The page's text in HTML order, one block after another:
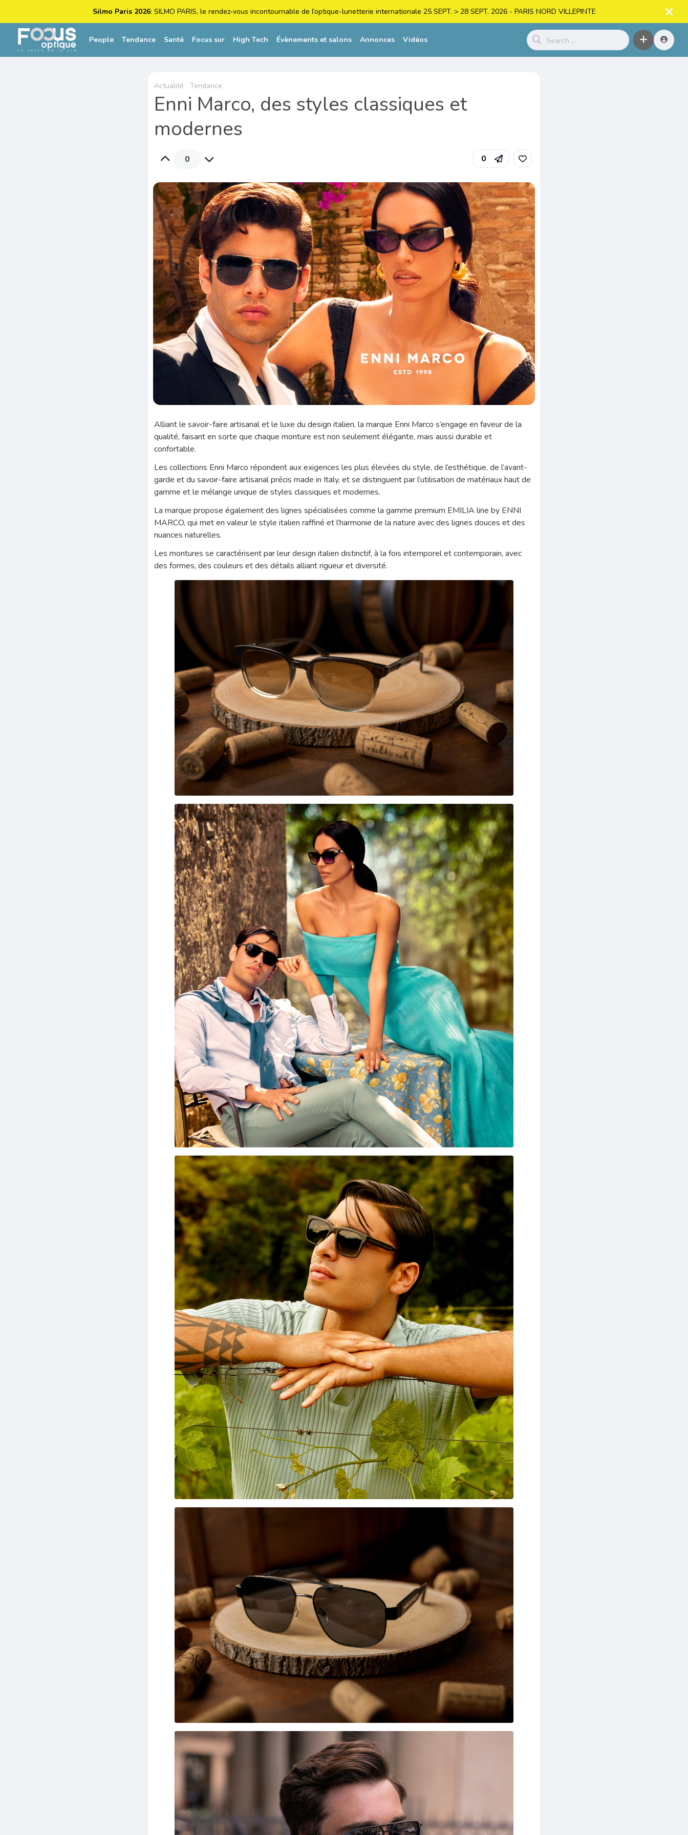
Silmo Paris 2026: SILMO PARIS, le rendez-vous incontournable de l’optique-lunetterie internationale 25 SEPT. > 28 SEPT. 2026 - PARIS NORD VILLEPINTE
People Tendance Santé Focus sur High Tech Évènements et salons Annonces Vidéos
Actualité Tendance
Enni Marco, des styles classiques et
modernes
0 0
Alliant le savoir-faire artisanal et le luxe du design italien, la marque Enni Marco s’engage en faveur de la
qualité, faisant en sorte que chaque monture est non seulement élégante, mais aussi durable et
confortable.
Les collections Enni Marco répondent aux exigences les plus élevées du style, de l’esthétique, de l’avant-
garde et du savoir-faire artisanal précis made in Italy, et se distinguent par l’utilisation de matériaux haut de
gamme et le mélange unique de styles classiques et modernes.
La marque propose également des lignes spécialisées comme la gamme premium EMILIA line by ENNI
MARCO, qui met en valeur le style italien raffiné et l’harmonie de la nature avec des lignes douces et des
nuances naturelles.
Les montures se caractérisent par leur design italien distinctif, à la fois intemporel et contemporain, avec
des formes, des couleurs et des détails alliant rigueur et diversité.